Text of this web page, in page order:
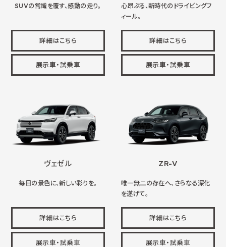
SUVの常識を覆す、感動の走り。
詳細はこちら
展示車・試乗車
心昂ぶる、新時代のドライビングフ
ィール。
詳細はこちら
展示車・試乗車
ヴェゼル
毎日の景色に、新しい彩りを。
詳細はこちら
展示車・試乗車
ZR-V
唯一無二の存在へ、さらなる深化
を遂げて。
詳細はこちら
展示車・試乗車